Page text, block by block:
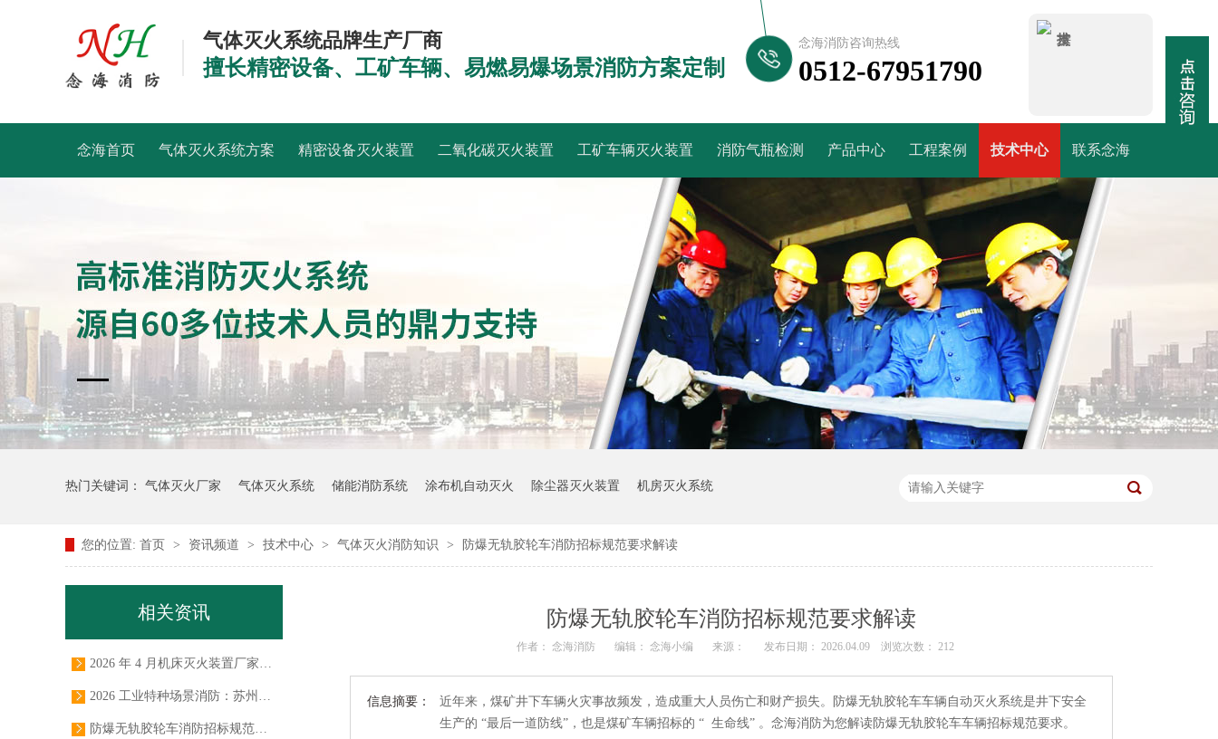
气体灭火系统品牌生产厂商
擅长精密设备、工矿车辆、易燃易爆场景消防方案定制
念海消防咨询热线
0512-67951790
念海首页 气体灭火系统方案 精密设备灭火装置 二氧化碳灭火装置 工矿车辆灭火装置 消防气瓶检测 产品中心 工程案例 技术中心 联系念海
热门关键词： 气体灭火厂家 气体灭火系统 储能消防系统 涂布机自动灭火 除尘器灭火装置 机房灭火系统
您的位置: 首页 > 资讯频道 > 技术中心 > 气体灭火消防知识 > 防爆无轨胶轮车消防招标规范要求解读
防爆无轨胶轮车消防招标规范要求解读
作者： 念海消防 编辑： 念海小编 来源： 发布日期： 2026.04.09 浏览次数： 212
信息摘要：
近年来，煤矿井下车辆火灾事故频发，造成重大人员伤亡和财产损失。防爆无轨胶轮车车辆自动灭火系统是井下安全
生产的 “最后一道防线”，也是煤矿车辆招标的 “ 生命线” 。念海消防为您解读防爆无轨胶轮车车辆招标规范要求。
相关资讯
2026 年 4 月机床灭火装置厂家推荐，自动机床 / 清洗机 / 走心机 / 搓丝机 / 磨床 / 火花机灭火装置，七氟丙烷二氧化碳灭火系统实力源头厂商
2026 工业特种场景消防：苏州念海消防引领的气体灭火系统深度解析
防爆无轨胶轮车消防招标规范要求解读